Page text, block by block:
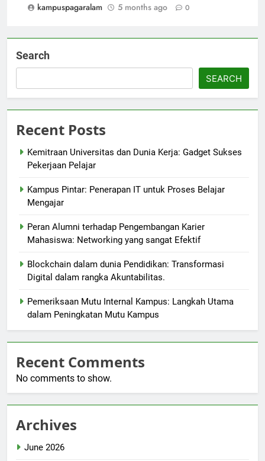
kampuspagaralam
5 months ago 0
Search
SEARCH
Recent Posts
Kemitraan Universitas dan Dunia Kerja: Gadget Sukses
Pekerjaan Pelajar
Kampus Pintar: Penerapan IT untuk Proses Belajar
Mengajar
Peran Alumni terhadap Pengembangan Karier
Mahasiswa: Networking yang sangat Efektif
Blockchain dalam dunia Pendidikan: Transformasi
Digital dalam rangka Akuntabilitas.
Pemeriksaan Mutu Internal Kampus: Langkah Utama
dalam Peningkatan Mutu Kampus
Recent Comments
No comments to show.
Archives
June 2026